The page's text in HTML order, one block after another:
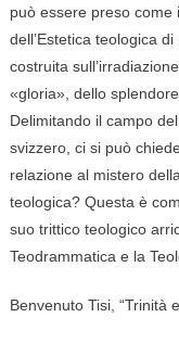
può essere preso
dell’Estetica teologica
costruita
«gloria», dello
Delimitando il campo
svizzero, ci si può
relazione al mistero
teologica? Questa è
suo trittico teologico
Teodrammatica e la
Benvenuto Tisi, “Trinità